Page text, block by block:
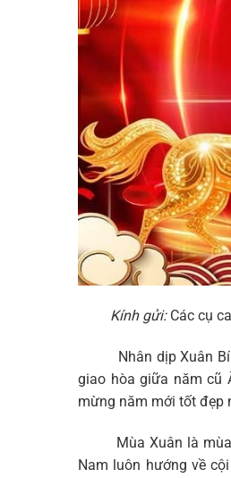
Kính gửi:Các cụ
Nhân dịp Xuân Bính
giao hòa giữa năm cũ
mừng năm mới tốt đẹp
Mùa Xuân là mùa
Nam luôn hướng về